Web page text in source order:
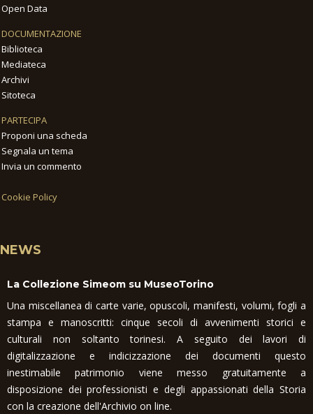
Open Data
DOCUMENTAZIONE
Biblioteca
Mediateca
Archivi
Sitoteca
PARTECIPA
Proponi una scheda
Segnala un tema
Invia un commento
Cookie Policy
NEWS
La Collezione Simeom su MuseoTorino
Una miscellanea di carte varie, opuscoli, manifesti, volumi, fogli a
stampa e manoscritti: cinque secoli di avvenimenti storici e
culturali non soltanto torinesi. A seguito dei lavori di
digitalizzazione e indicizzazione dei documenti questo
inestimabile patrimonio viene messo gratuitamente a
disposizione dei professionisti e degli appassionati della Storia
con la creazione dell'Archivio on line.